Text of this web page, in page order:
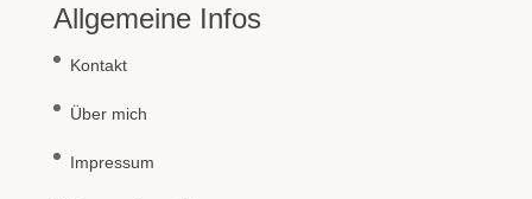
Allgemeine Infos
Kontakt
Über mich
Impressum